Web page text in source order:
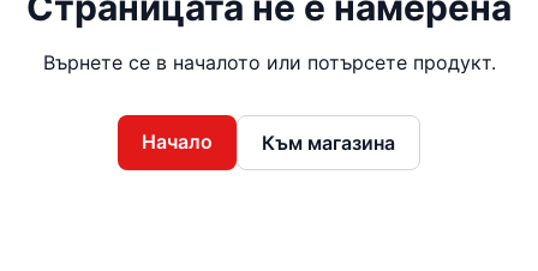
Върнете се в началото или потърсете продукт.
Начало Към магазина